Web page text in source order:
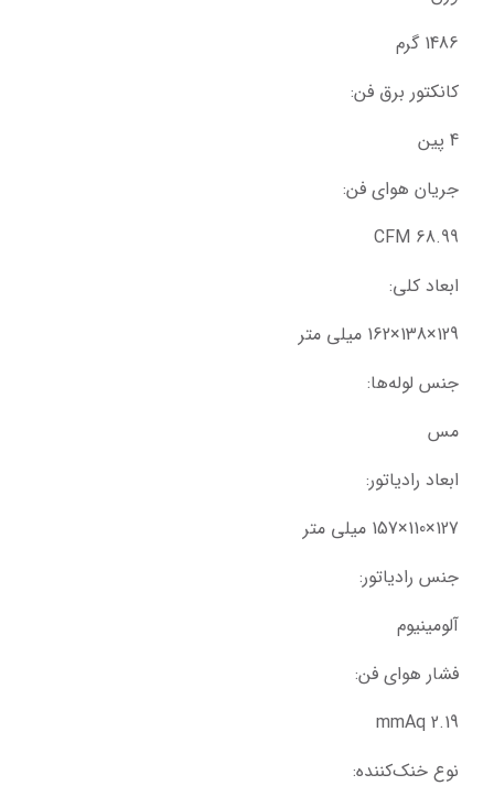
1486 گرم
کانکتور برق فن:
4 پین
جریان هوای فن:
68.99 CFM
ابعاد کلی:
129×138×162 میلی متر
جنس لوله‌ها:
مس
ابعاد رادیاتور:
127×110×157 میلی متر
جنس رادیاتور:
آلومینیوم
فشار هوای فن:
2.19 mmAq
نوع خنک‌کننده: